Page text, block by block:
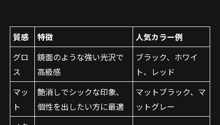
質感 特徴
人気カラー例
グロ
ス
鏡面のような強い光沢で
高級感
ブラック、ホワイ
ト、レッド
マッ
ト
艶消しでシックな印象、
個性を出したい方に最適
マットブラック、マ
ットグレー